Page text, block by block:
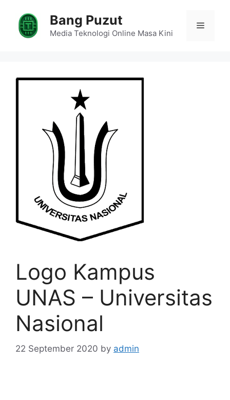
content
Bang Puzut
Media Teknologi Online Masa Kini
Menu
Logo Kampus
UNAS – Universitas
Nasional
22 September 2020 by admin